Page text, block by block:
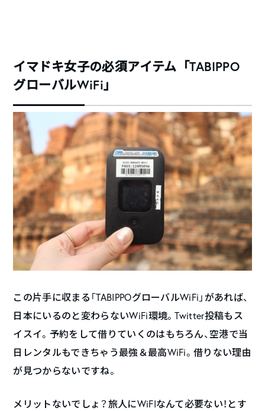
イマドキ女子の必須アイテム「TABIPPO
グローバルWiFi」
この片手に収まる「TABIPPOグローバルWiFi」があれば、
日本にいるのと変わらないWiFi環境。Twitter投稿もス
イスイ。予約をして借りていくのはもちろん、空港で当
日レンタルもできちゃう最強＆最高WiFi。借りない理由
が見つからないですね。
メリットないでしょ？旅人にWiFIなんて必要ない！とす